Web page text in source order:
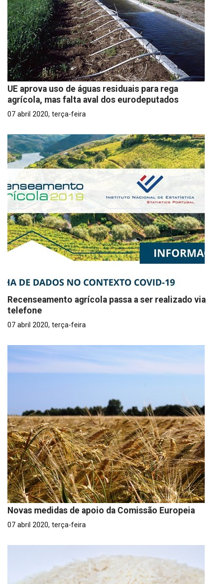
UE aprova uso de águas residuais para rega
agrícola, mas falta aval dos eurodeputados
07 abril 2020, terça-feira
Recenseamento agrícola passa a ser realizado via
telefone
07 abril 2020, terça-feira
Novas medidas de apoio da Comissão Europeia
07 abril 2020, terça-feira